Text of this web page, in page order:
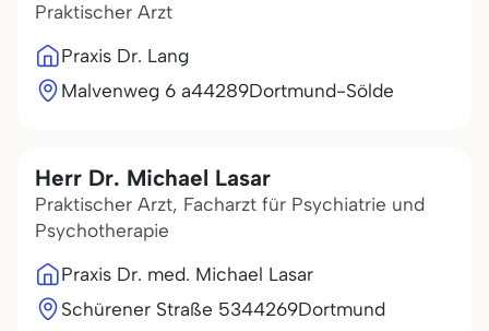
Praktischer Arzt
Praxis Dr. Lang
Malvenweg 6 a44289Dortmund-Sölde
Herr Dr. Michael Lasar
Praktischer Arzt, Facharzt für Psychiatrie und
Psychotherapie
Praxis Dr. med. Michael Lasar
Schürener Straße 5344269Dortmund